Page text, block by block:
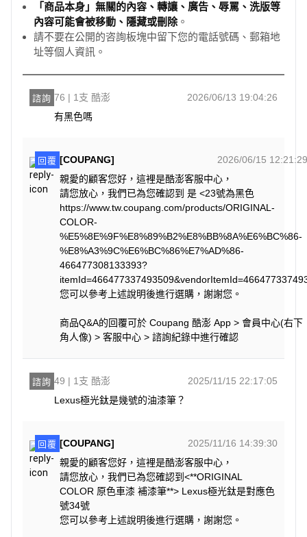
「商品本身」無關的內容、轉讓、廣告、辱罵、洗版等
內容可能會被移動、隱藏或刪除。
請不要在公開的咨詢板塊中留下您的電話號碼、郵箱地
址等個人資訊。
諮詢 76 | 1支 酷澎
2026/06/13 19:04:26
有黑色嗎
回覆 [COUPANG]
2026/06/15 12:21:29
親愛的顧客您好，這裡是酷澎客服中心，
請您放心，我們已為您確認到 是 <23號為黑色
https://www.tw.coupang.com/products/ORIGINAL-
COLOR-
%E5%8E%9F%E8%89%B2%E8%BB%8A%E6%BC%86-
%E8%A3%9C%E6%BC%86%E7%AD%86-
466477308133393?
您可以參考上述說明後進行選購，謝謝您。
商品Q&A的回覆可於 Coupang 酷澎 App > 會員中心(右下
角人像) > 客服中心 > 諮詢紀錄中進行確認
諮詢 49 | 1支 酷澎
2025/11/15 22:17:05
Lexus極光鈦是幾號的油漆筆？
回覆 [COUPANG]
2025/11/16 14:39:30
親愛的顧客您好，這裡是酷澎客服中心，
請您放心，我們已為您確認到<**ORIGINAL
COLOR 原色車漆 補漆筆**> Lexus極光鈦是對應色
號34號
您可以參考上述說明後進行選購，謝謝您。